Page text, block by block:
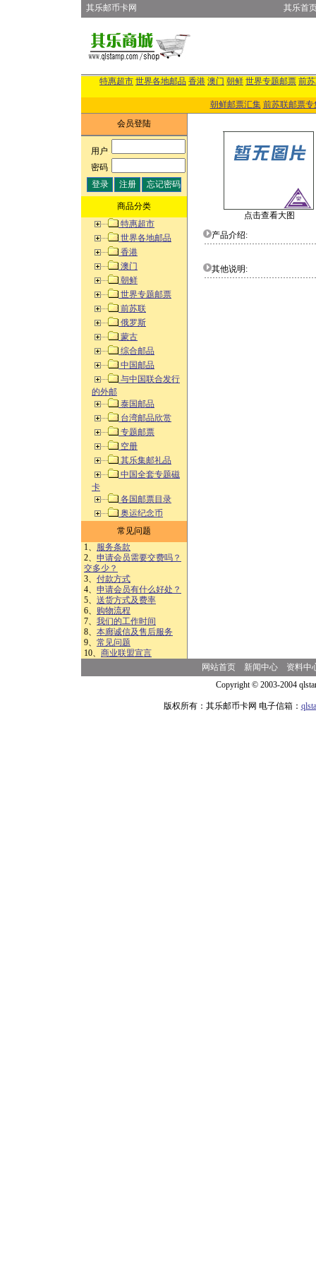
其乐邮币卡网 其乐首
特惠超市 世界各地邮品 香港 澳门 朝鲜 世界专题邮票 前
朝鲜邮票汇集 前苏联邮票专
会员登陆
用户:
密码:
商品分类
特惠超市
世界各地邮品
香港
澳门
朝鲜
世界专题邮票
前苏联
俄罗斯
蒙古
综合邮品
中国邮品
与中国联合发行
的外邮
泰国邮品
台湾邮品欣赏
专题邮票
空册
其乐集邮礼品
中国全套专题磁
卡
各国邮票目录
奥运纪念币
常见问题
1、 服务条款
2、 申请会员需要交费吗？
交多少？
3、 付款方式
4、 申请会员有什么好处？
5、 送货方式及费率
6、 购物流程
7、 我们的工作时间
8、 本廊诚信及售后服务
9、 常见问题
10、 商业联盟宣言
点击查看大图
产品介绍:
其他说明:
网站首页 新闻中心
资料中
Copyright © 2003-2004
版权所有：其乐邮币卡网 电子信箱：